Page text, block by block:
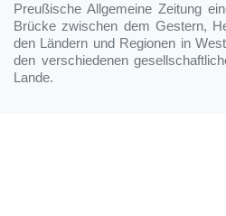
Preußische Allgemeine Zeitung
Brücke zwischen dem Gestern,
den Ländern und Regionen in
den verschiedenen
Lande.